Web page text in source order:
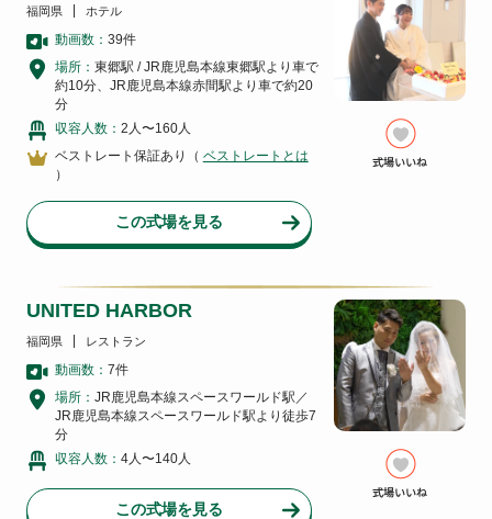
福岡県 ホテル
動画数： 39件
場所： 東郷駅 / JR鹿児島本線東郷駅より車で
約10分、JR鹿児島本線赤間駅より車で約20
分
収容人数： 2人〜160人
ベストレート保証あり（ ベストレートとは
）
この式場を見る
UNITED HARBOR
福岡県 レストラン
動画数： 7件
場所： JR鹿児島本線スペースワールド駅／
JR鹿児島本線スペースワールド駅より徒歩7
分
収容人数： 4人〜140人
この式場を見る